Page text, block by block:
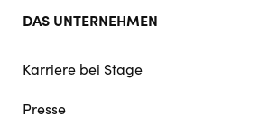
DAS UNTERNEHMEN
Karriere bei Stage
Presse